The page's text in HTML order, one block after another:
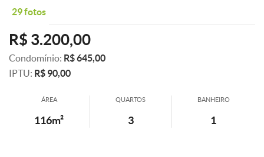
29 fotos
R$ 3.200,00
Condomínio: R$ 645,00
IPTU: R$ 90,00
ÁREA
116m²
QUARTOS
3
BANHEIRO
1